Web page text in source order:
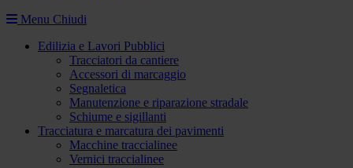
Menu Chiudi
Edilizia e Lavori Pubblici
Tracciatori da cantiere
Accessori di marcaggio
Segnaletica
Manutenzione e riparazione stradale
Schiume e sigillanti
Tracciatura e marcatura dei pavimenti
Macchine traccialinee
Vernici traccialinee